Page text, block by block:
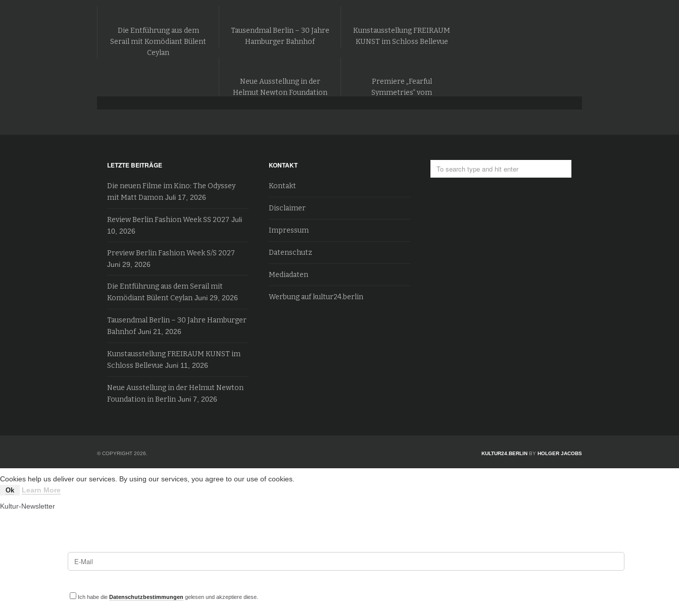
Die Entführung aus dem
Serail mit Komödiant Bülent
Ceylan
Tausendmal Berlin – 30 Jahre
Hamburger Bahnhof
Kunstausstellung FREIRAUM
KUNST im Schloss Bellevue
Neue Ausstellung in der
Helmut Newton Foundation
Premiere „Fearful
Symmetries“ vom
LETZTE BEITRÄGE
Die neuen Filme im Kino: The Odyssey
mit Matt Damon Juli 17, 2026
Review Berlin Fashion Week SS 2027 Juli
10, 2026
Preview Berlin Fashion Week S/S 2027
Juni 29, 2026
Die Entführung aus dem Serail mit
Komödiant Bülent Ceylan Juni 29, 2026
Tausendmal Berlin – 30 Jahre Hamburger
Bahnhof Juni 21, 2026
Kunstausstellung FREIRAUM KUNST im
Schloss Bellevue Juni 11, 2026
Neue Ausstellung in der Helmut Newton
Foundation in Berlin Juni 7, 2026
KONTAKT
Kontakt
Disclaimer
Impressum
Datenschutz
Mediadaten
Werbung auf kultur24.berlin
© COPYRIGHT 2026. KULTUR24.BERLIN BY HOLGER JACOBS
Cookies help us deliver our services. By using our services, you agree to our use of cookies.
Ok
Learn More
Kultur-Newsletter
Ich habe dieDatenschutzbestimmungen gelesen und akzeptiere diese.